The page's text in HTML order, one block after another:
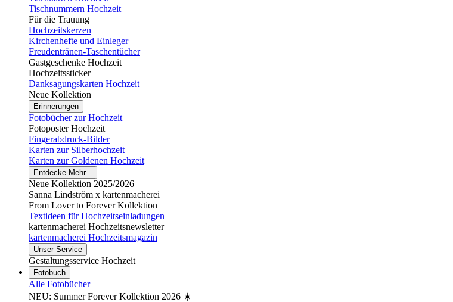
Tischnummern Hochzeit
Für die Trauung
Hochzeitskerzen
Kirchenhefte und Einleger
Freudentränen-Taschentücher
Gastgeschenke Hochzeit
Hochzeitssticker
Danksagungskarten Hochzeit
Neue Kollektion
Erinnerungen
Fotobücher zur Hochzeit
Fotoposter Hochzeit
Fingerabdruck-Bilder
Karten zur Silberhochzeit
Karten zur Goldenen Hochzeit
Entdecke Mehr...
Neue Kollektion 2025/2026
Sanna Lindström x kartenmacherei
From Lover to Forever Kollektion
Textideen für Hochzeitseinladungen
kartenmacherei Hochzeitsnewsletter
kartenmacherei Hochzeitsmagazin
Unser Service
Gestaltungsservice Hochzeit
Fotobuch
Alle Fotobücher
NEU: Summer Forever Kollektion 2026 ☀️